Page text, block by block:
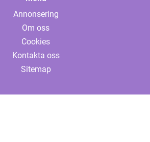
Annonsering
Om oss
Cookies
Kontakta oss
Sitemap